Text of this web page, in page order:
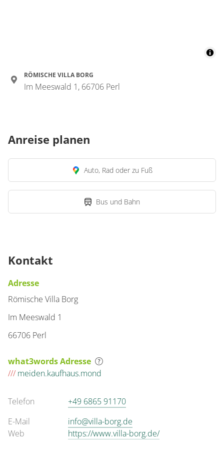
RÖMISCHE VILLA BORG
Im Meeswald 1, 66706 Perl
Anreise planen
Auto, Rad oder zu Fuß
Bus und Bahn
Kontakt
Adresse
Römische Villa Borg
Im Meeswald 1
66706 Perl
what3words Adresse
/// meiden.kaufhaus.mond
Telefon
+49 6865 91170
E-Mail
info@villa-borg.de
Web
https://www.villa-borg.de/